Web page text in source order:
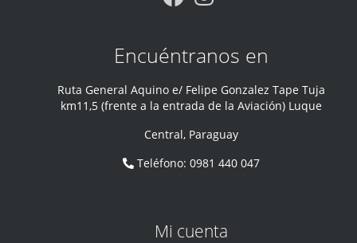
Encuéntranos en
Ruta General Aquino e/ Felipe Gonzalez Tape Tuja
km11,5 (frente a la entrada de la Aviación) Luque
Central, Paraguay
Teléfono:0981 440 047
Mi cuenta